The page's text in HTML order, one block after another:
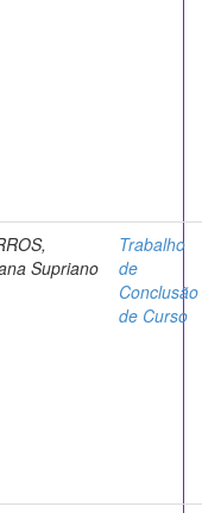
Supriano
Trabalho
de
Conclusão
de Curso